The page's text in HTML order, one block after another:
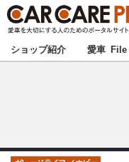
★カーケアプラス認定★
甲信越
ショップ紹介 愛車 File